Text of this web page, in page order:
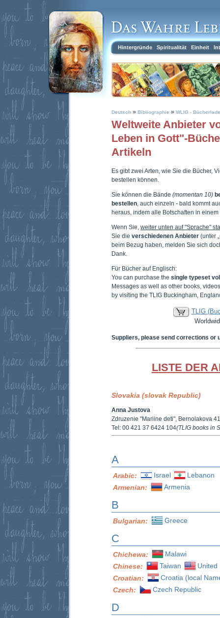
Hintergründe Spiritualität Einheit
Deutsch » Bibliographie » WLIG -
Weltweite Anbieter
Leben in Gott"-
Artikeln
Es gibt zwei Arten, wie Sie die Bücher,
bestellen können.
Sie können die Bände (momentan 10)
bestellen , auch einzeln - bald kommt
heraus, indem alle Botschaften in
Wenn Sie, weiter unten auf "Sprache"
Sie die verschiedenen Anbieter (unter
beim Bezug haben, melden Sie sich
Dank.
Für Bücher auf Englisch:
You can purchase the single typeset
Messages as well as other books,
by visiting the TLIG Buckingham,
TLIG
Suppliers, please send corrections or
LISTE DER
Slovakia (slovak Republic)
Anna Justova
Zdruzenie "Mariine deti", Bernolakova
Tel: 00 421 37 6424 104(TLIG books in
A
Arabic: Israel
Lebanon
Armenian:
Armenia
B
Bulgarian: Greece
C
Chichewa:
Malawi
Chinese:
Taiwan
United
Croatian:
Croatia (local
Czech:
Czech Republic
D